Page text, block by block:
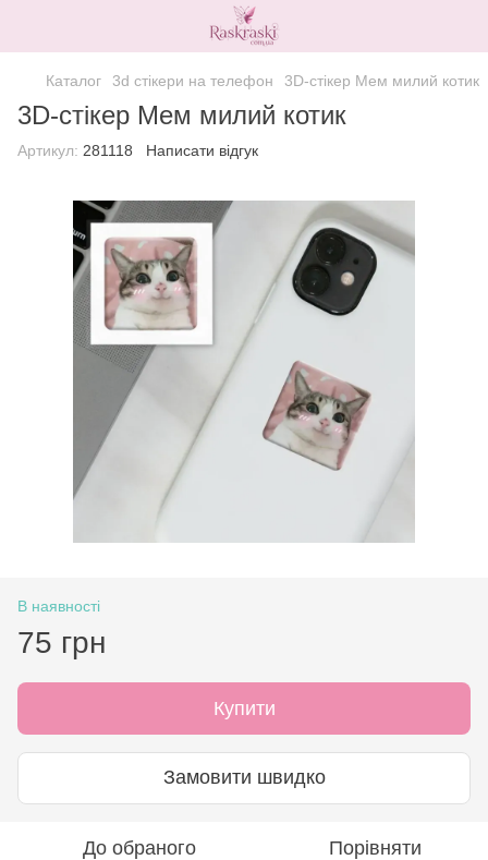
Каталог 3d стікери на телефон 3D-стікер Мем милий котик
3D-стікер Мем милий котик
Артикул: 281118 Написати відгук
В наявності
75 грн
Купити
Замовити швидко
До обраного Порівняти